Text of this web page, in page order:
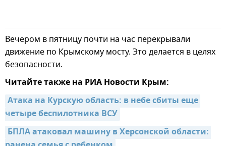
Вечером в пятницу почти на час перекрывали
движение по Крымскому мосту. Это делается в целях
безопасности.
Читайте также на РИА Новости Крым:
Атака на Курскую область: в небе сбиты еще
четыре беспилотника ВСУ
БПЛА атаковал машину в Херсонской области: